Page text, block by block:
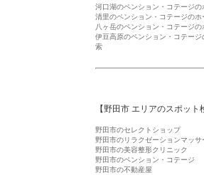
河口湖のペンション・コテージ
清里のペンション・コテージのホ
八ヶ岳のペンション・コテージ
伊豆高原のペンション・コテー
索
【野田市 エリアのスポット
野田市のセレクトショップ
野田市のリラクゼーションマッサ
野田市の美容整形クリニック
野田市のペンション・コテージ
野田市の不動産屋